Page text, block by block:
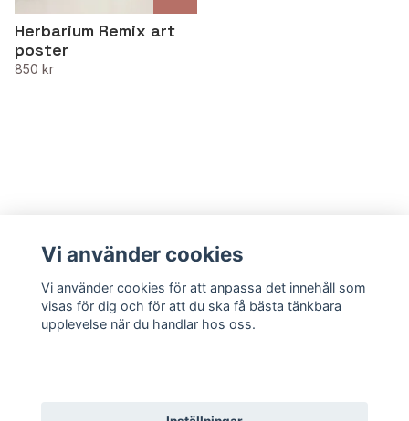
Herbarium Remix art
poster
850 kr
Vi använder cookies
Vi använder cookies för att anpassa det innehåll som
visas för dig och för att du ska få bästa tänkbara
upplevelse när du handlar hos oss.